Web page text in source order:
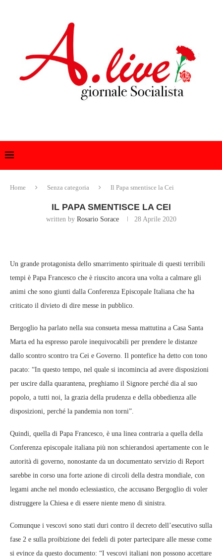
Home Senza categoria Il Papa smentisce la Cei
IL PAPA SMENTISCE LA CEI
written by Rosario Sorace 28 Aprile 2020
Un grande protagonista dello smarrimento spirituale di questi terribili
tempi è Papa Francesco che è riuscito ancora una volta a calmare gli
animi che sono giunti dalla Conferenza Episcopale Italiana che ha
criticato il divieto di dire messe in pubblico.
Bergoglio ha parlato nella sua consueta messa mattutina a Casa Santa
Marta ed ha espresso parole inequivocabili per prendere le distanze
dallo scontro scontro tra Cei e Governo. Il pontefice ha detto con tono
pacato: “In questo tempo, nel quale si incomincia ad avere disposizioni
per uscire dalla quarantena, preghiamo il Signore perché dia al suo
popolo, a tutti noi, la grazia della prudenza e della obbedienza alle
disposizioni, perché la pandemia non torni”.
Quindi, quella di Papa Francesco, è una linea contraria a quella della
Conferenza episcopale italiana più non schierandosi apertamente con le
autorità di governo, nonostante da un documentato servizio di Report
sarebbe in corso una forte azione di circoli della destra mondiale, con
legami anche nel mondo eclessiastico, che accusano Bergoglio di voler
distruggere la Chiesa e di essere niente meno di sinistra.
Comunque i vescovi sono stati duri contro il decreto dell’esecutivo sulla
fase 2 e sulla proibizione dei fedeli di poter partecipare alle messe come
si evince da questo documento: “I vescovi italiani non possono accettare